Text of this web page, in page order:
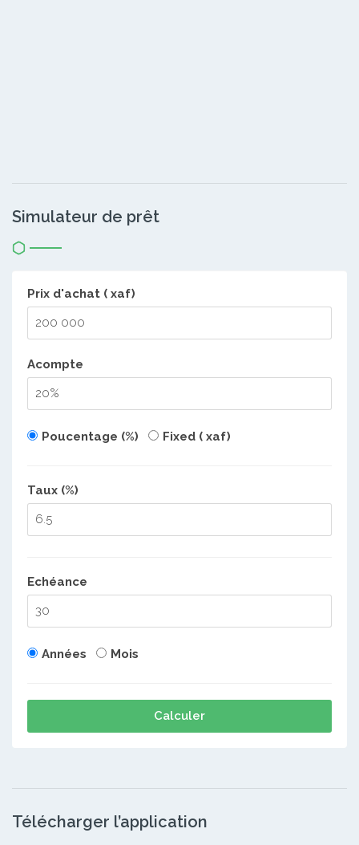
Simulateur de prêt
Prix d'achat ( xaf)
Acompte
Poucentage (%) Fixed ( xaf)
Taux (%)
Echéance
Années Mois
Calculer
Télécharger l’application